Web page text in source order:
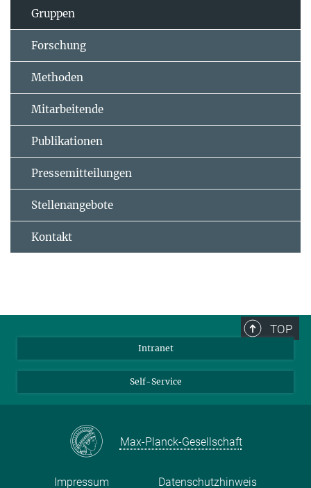
Gruppen
Forschung
Methoden
Mitarbeitende
Publikationen
Pressemitteilungen
Stellenangebote
Kontakt
TOP
Intranet
Self-Service
Max-Planck-Gesellschaft
Impressum Datenschutzhinweis